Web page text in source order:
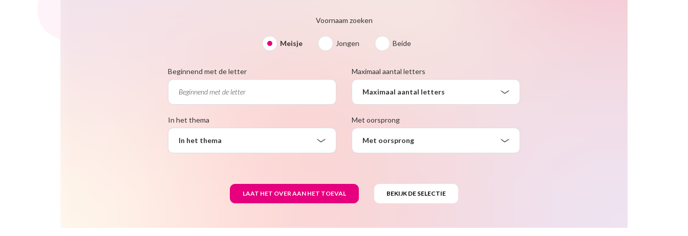
Voornaam zoeken
Meisje Jongen Beide
Beginnend met de letter Maximaal aantal letters
Maximaal aantal letters
In het thema
In het thema
Met oorsprong
Met oorsprong